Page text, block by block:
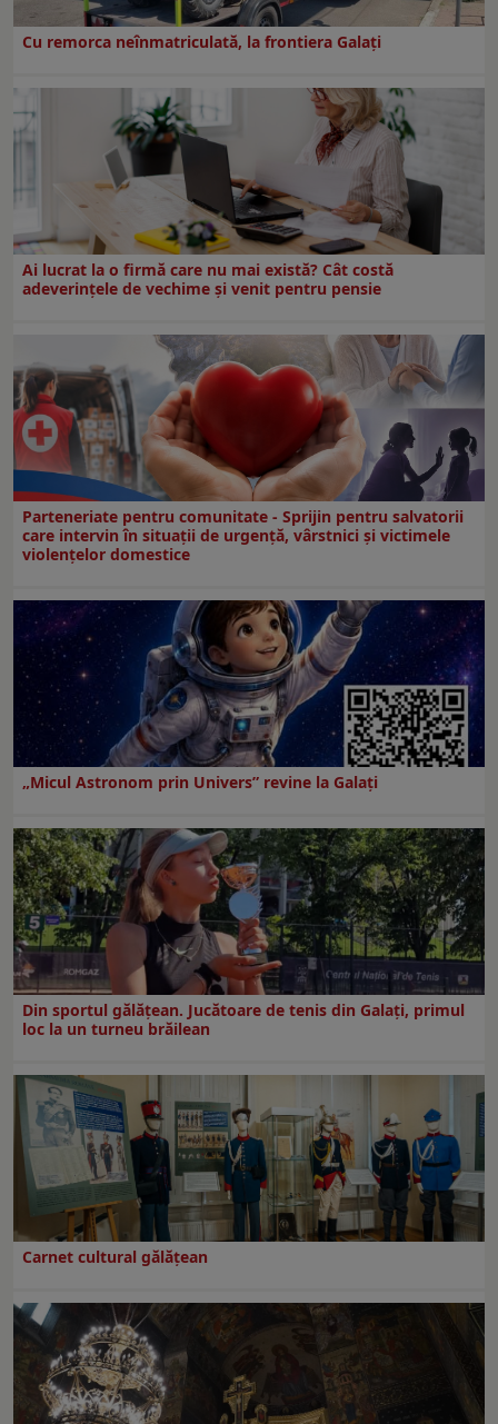
Cu remorca neînmatriculată, la frontiera Galați
Ai lucrat la o firmă care nu mai există? Cât costă
adeverințele de vechime și venit pentru pensie
Parteneriate pentru comunitate - Sprijin pentru salvatorii
care intervin în situații de urgență, vârstnici și victimele
violențelor domestice
„Micul Astronom prin Univers” revine la Galați
Din sportul gălățean. Jucătoare de tenis din Galați, primul
loc la un turneu brăilean
Carnet cultural gălăţean